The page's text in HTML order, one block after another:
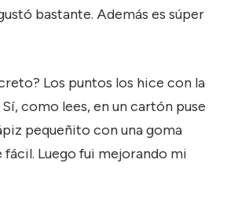
bastante. Además es súper
Los puntos los hice con la
como lees, en un cartón puse
pequeñito con una goma
fácil. Luego fui mejorando mi